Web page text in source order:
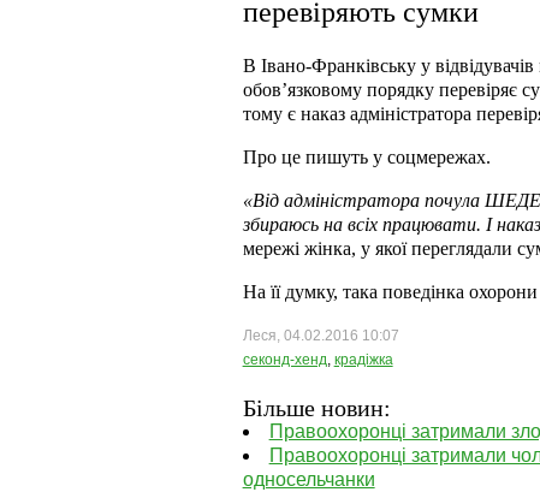
перевіряють сумки
В Івано-Франківську у
обов’язковому порядку перевіряє
тому є наказ адміністратора
Про це пишуть у соцмережах.
«Від адміністратора почула
збираюсь на всіх працювати. І
мережі жінка, у якої переглядали
На її думку, така поведінка
Леся, 04.02.2016 10:07
секонд-хенд, крадіжка
Більше новин:
Правоохоронці затримали
Правоохоронці затримали
односельчанки